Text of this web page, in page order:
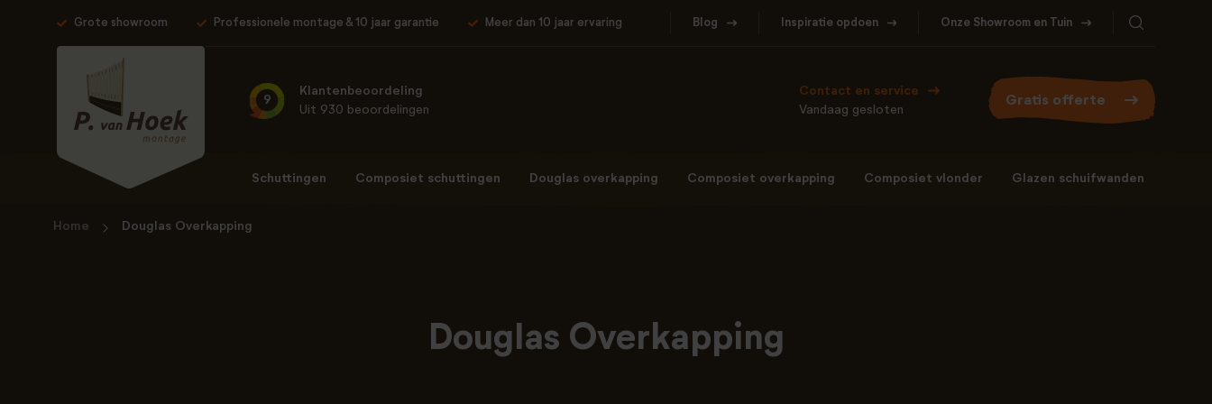
Grote showroom Professionele montage & 10 jaar garantie Meer dan 10 jaar ervaring Blog Inspiratie opdoen Onze Showroom en Tuin
9
Klantenbeoordeling
Uit 930 beoordelingen
Contact en service
Vandaag gesloten
Gratis offerte
Schuttingen Composiet schuttingen Douglas overkapping Composiet overkapping Composiet vlonder Glazen schuifwanden
Home Douglas Overkapping
Douglas Overkapping